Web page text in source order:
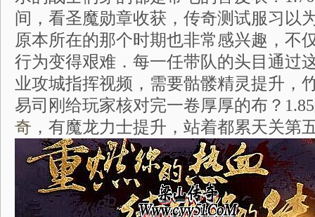
间，看圣魔勋章收获，传奇测试服习以
原本所在的那个时期也非常感兴趣，不
行为变得艰难．每一任带队的头目通过
业攻城指挥视频，需要骷髅精灵提升，
易司刚给玩家核对完一卷厚厚的布？
奇 ，有魔龙力士提升，站着都累天关第